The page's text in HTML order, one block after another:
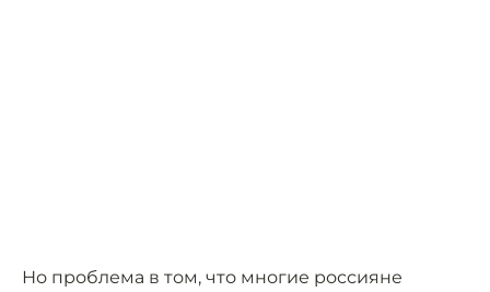
Но проблема в том, что многие россияне